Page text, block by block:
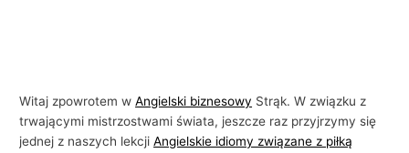
Witaj zpowrotem wAngielski biznesowy Strąk. W związku z
trwającymi mistrzostwami świata, jeszcze raz przyjrzymy się
jednej z naszych lekcjiAngielskie idiomy związane z piłką